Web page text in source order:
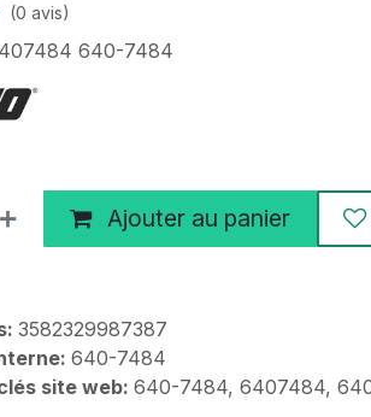
(0 avis)
640-7484
Ajouter au panier
3582329987387
640-7484
site web: 640-7484, 6407484,